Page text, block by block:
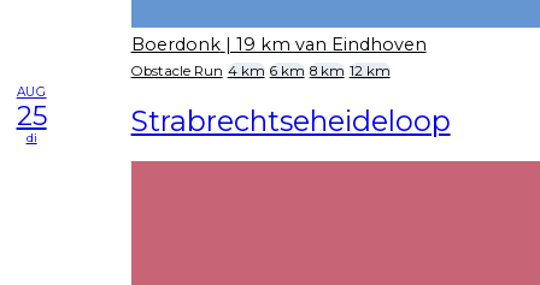
Boerdonk | 19 km van Eindhoven
Obstacle Run 4 km 6 km 8 km 12 km
AUG
25
di Strabrechtseheideloop